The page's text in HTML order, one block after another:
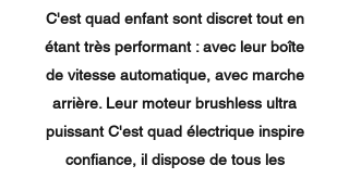
C'est quad enfant sont discret tout en
étant très performant : avec leur boîte
de vitesse automatique, avec marche
arrière. Leur moteur brushless ultra
puissant C'est quad électrique inspire
confiance, il dispose de tous les